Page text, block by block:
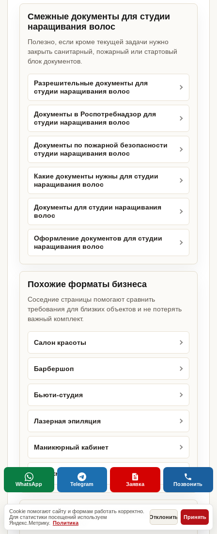
Смежные документы для студии
наращивания волос
Полезно, если кроме текущей задачи нужно
закрыть санитарный, пожарный или стартовый
блок документов.
Разрешительные документы для
студии наращивания волос
Документы в Роспотребнадзор для
студии наращивания волос
Документы по пожарной безопасности
студии наращивания волос
Какие документы нужны для студии
наращивания волос
Документы для студии наращивания
волос
Оформление документов для студии
наращивания волос
Похожие форматы бизнеса
Соседние страницы помогают сравнить
требования для близких объектов и не потерять
важный комплект.
Салон красоты
Барбершоп
Бьюти-студия
Лазерная эпиляция
Маникюрный кабинет
Маникюрный салон
Городские страницы по этому
направлению
Cookie помогают сайту и формам работать корректно.
Для статистики посещений используем
Яндекс.Метрику. Политика
Отклонить Принять
WhatsApp Telegram Заявка Позвонить